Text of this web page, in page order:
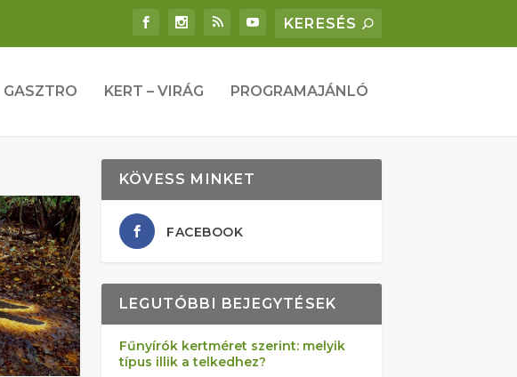
GASZTRO KERT – VIRÁG PROGRAMAJÁNLÓ
KÖVESS MINKET
FACEBOOK
LEGUTÓBBI BEJEGYTÉSEK
Fűnyírók kertméret szerint: melyik
típus illik a telkedhez?